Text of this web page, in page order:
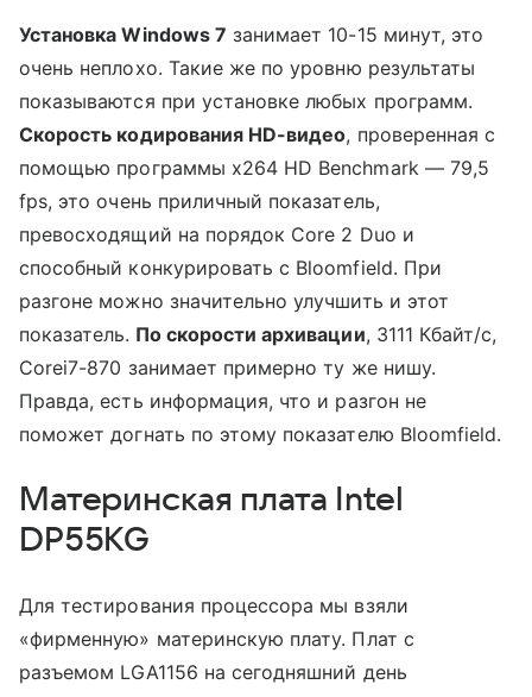
Установка Windows 7 занимает 10-15 минут, это
очень неплохо. Такие же по уровню результаты
показываются при установке любых программ.
Скорость кодирования HD-видео, проверенная с
помощью программы x264 HD Benchmark — 79,5
fps, это очень приличный показатель,
превосходящий на порядок Core 2 Duo и
способный конкурировать с Bloomfield. При
разгоне можно значительно улучшить и этот
показатель. По скорости архивации, 3111 Кбайт/c,
Corei7-870 занимает примерно ту же нишу.
Правда, есть информация, что и разгон не
поможет догнать по этому показателю Bloomfield.
Материнская плата Intel
DP55KG
Для тестирования процессора мы взяли
«фирменную» материнскую плату. Плат с
разъемом LGA1156 на сегодняшний день